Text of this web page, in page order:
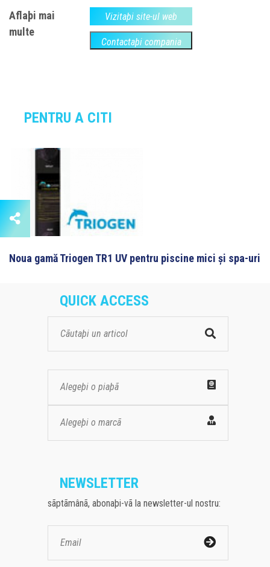
Aflaþi mai
multe
Vizitaþi site-ul web
Contactaþi compania
PENTRU A CITI
Noua gamă Triogen TR1 UV pentru piscine mici şi spa-uri
QUICK ACCESS
Alegeþi o piaþã
Alegeþi o marcã
NEWSLETTER
sãptãmânã, abonaþi-vã la newsletter-ul nostru: